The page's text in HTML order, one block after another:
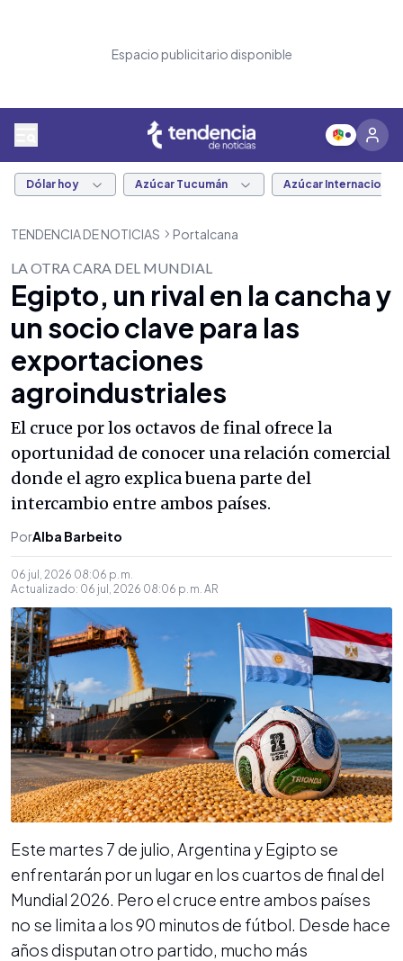
Espacio publicitario disponible
Dólar hoy Azúcar Tucumán Azúcar Internacional
TENDENCIA DE NOTICIAS Portalcana
LA OTRA CARA DEL MUNDIAL
Egipto, un rival en la cancha y
un socio clave para las
exportaciones
agroindustriales
El cruce por los octavos de final ofrece la
oportunidad de conocer una relación comercial
donde el agro explica buena parte del
intercambio entre ambos países.
PorAlba Barbeito
06 jul, 2026 08:06 p. m.
Actualizado: 06 jul, 2026 08:06 p. m. AR
Este martes 7 de julio, Argentina y Egipto se
enfrentarán por un lugar en los cuartos de final del
Mundial 2026. Pero el cruce entre ambos países
no se limita a los 90 minutos de fútbol. Desde hace
años disputan otro partido, mucho más